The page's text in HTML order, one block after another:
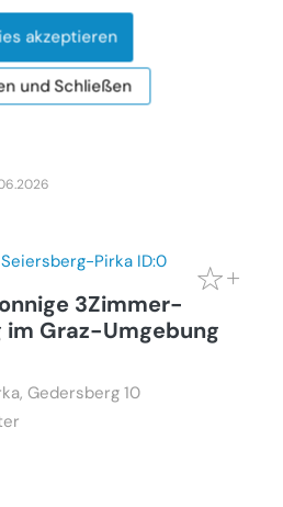
10
3Zimmer-
Graz-Umgebung
Gedersberg 10
akzeptieren
und Schließen